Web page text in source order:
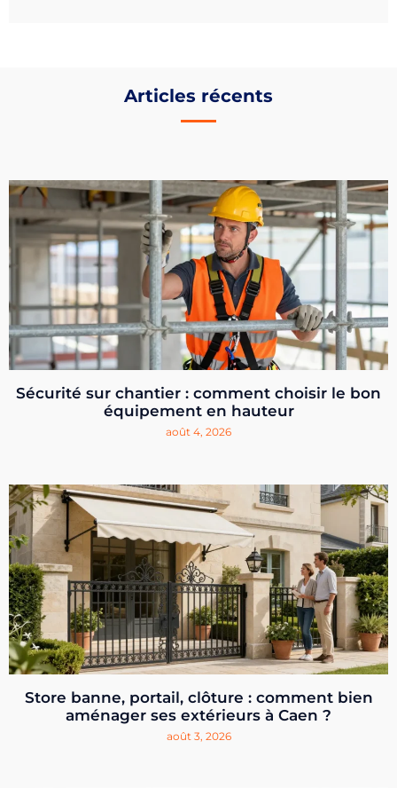
Articles récents
Sécurité sur chantier : comment choisir le bon
équipement en hauteur
août 4, 2026
Store banne, portail, clôture : comment bien
aménager ses extérieurs à Caen ?
août 3, 2026